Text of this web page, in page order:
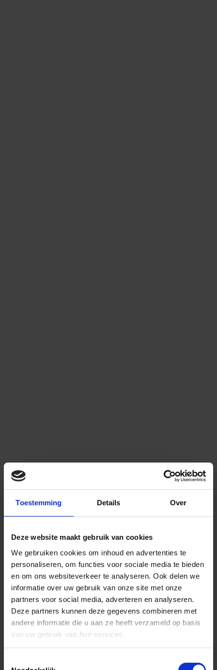
Toestemming Details Over
Deze website maakt gebruik van cookies
We gebruiken cookies om inhoud en advertenties te
personaliseren, om functies voor sociale media te bieden
en om ons websiteverkeer te analyseren. Ook delen we
informatie over uw gebruik van onze site met onze
partners voor social media, adverteren en analyseren.
Deze partners kunnen deze gegevens combineren met
andere informatie die u aan ze heeft verzameld op basis
van uw gebruik van hun services.